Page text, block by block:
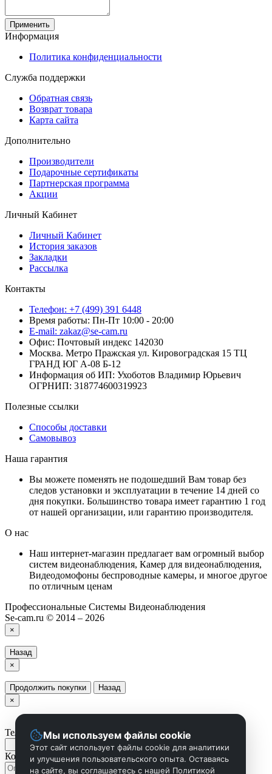
Применить
Информация
Политика конфиденциальности
Служба поддержки
Обратная связь
Возврат товара
Карта сайта
Дополнительно
Производители
Подарочные сертификаты
Партнерская программа
Акции
Личный Кабинет
Личный Кабинет
История заказов
Закладки
Рассылка
Контакты
Телефон: +7 (499) 391 6448
Время работы: Пн-Пт 10:00 - 20:00
E-mail: zakaz@se-cam.ru
Офис: Почтовый индекс 142030
Москва. Метро Пражская ул. Кировоградская 15 ТЦ
ГРАНД ЮГ А-08 Б-12
Информация об ИП: Ухоботов Владимир Юрьевич
ОГРНИП: 318774600319923
Полезные ссылки
Способы доставки
Самовывоз
Наша гарантия
Вы можете поменять не подошедший Вам товар без
следов установки и эксплуатации в течение 14 дней со
дня покупки. Большинство товара имеет гарантию 1 год
от нашей организации, или гарантию производителя.
О нас
Наш интернет-магазин предлагает вам огромный выбор
систем видеонаблюдения, Камер для видеонаблюдения,
Видеодомофоны беспроводные камеры, и многое другое
по отличным ценам
Профессиональные Системы Видеонаблюдения
Se-cam.ru © 2014 – 2026
×
Назад
×
Продолжить покупки
Назад
×
Телефон
Комментарий
Мы используем файлы cookie
Этот сайт использует файлы cookie для аналитики
и улучшения пользовательского опыта. Оставаясь
на сайте, вы соглашаетесь с нашей Политикой